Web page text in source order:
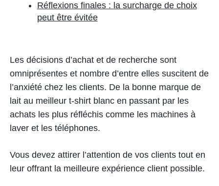
Réflexions finales : la surcharge de choix
peut être évitée
Les décisions d’achat et de recherche sont
omniprésentes et nombre d’entre elles suscitent de
l’anxiété chez les clients. De la bonne marque de
lait au meilleur t-shirt blanc en passant par les
achats les plus réfléchis comme les machines à
laver et les téléphones.
Vous devez attirer l’attention de vos clients tout en
leur offrant la meilleure expérience client possible.